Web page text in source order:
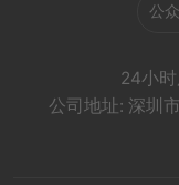
公
24小
公司地址: 深圳